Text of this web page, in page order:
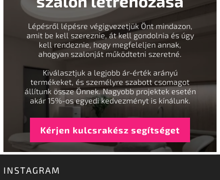
Lépésről lépésre végigvezetjük Önt mindazon,
amit be kell szereznie, át kell gondolnia és úgy
kell rendeznie, hogy megfeleljen annak,
ahogyan szalonját működtetni szeretné.
Kiválasztjuk a legjobb ár-érték arányú
termékeket, és személyre szabott csomagot
állítunk össze Önnek. Nagyobb projektek esetén
akár 15%-os egyedi kedvezményt is kínálunk.
Kérjen kulcsrakész segítséget
INSTAGRAM